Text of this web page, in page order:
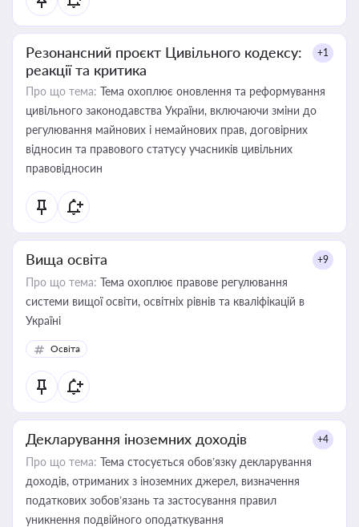
Резонансний проєкт Цивільного кодексу:
реакції та критика
+1
Про що тема: Тема охоплює оновлення та реформування
цивільного законодавства України, включаючи зміни до
регулювання майнових і немайнових прав, договірних
відносин та правового статусу учасників цивільних
правовідносин
Вища освіта +9
Про що тема: Тема охоплює правове регулювання
системи вищої освіти, освітніх рівнів та кваліфікацій в
Україні
Освіта
Декларування іноземних доходів +4
Про що тема: Тема стосується обов’язку декларування
доходів, отриманих з іноземних джерел, визначення
податкових зобов’язань та застосування правил
уникнення подвійного оподаткування